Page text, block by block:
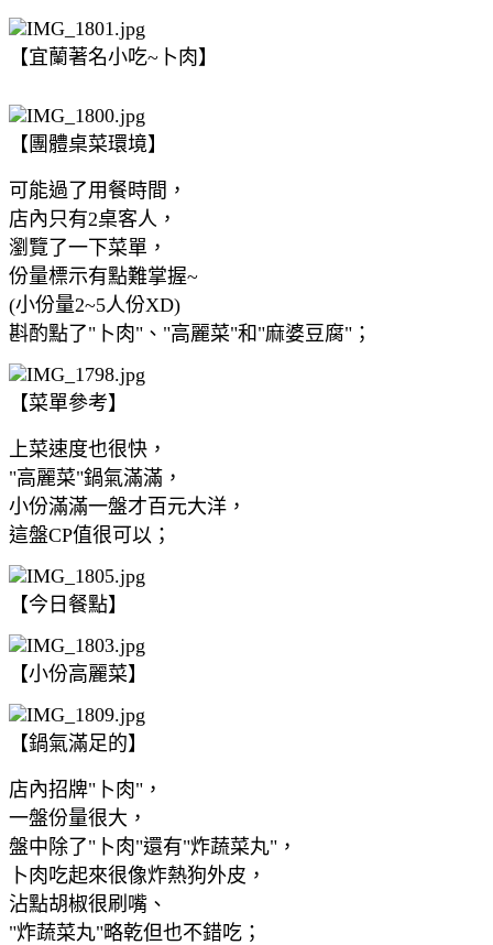
【宜蘭著名小吃~卜肉】
【團體桌菜環境】
可能過了用餐時間，
店內只有2桌客人，
瀏覽了一下菜單，
份量標示有點難掌握~
(小份量2~5人份XD)
斟酌點了"卜肉"、"高麗菜"和"麻婆豆腐"；
【菜單參考】
上菜速度也很快，
"高麗菜"鍋氣滿滿，
小份滿滿一盤才百元大洋，
這盤CP值很可以；
【今日餐點】
【小份高麗菜】
【鍋氣滿足的】
店內招牌"卜肉"，
一盤份量很大，
盤中除了"卜肉"還有"炸蔬菜丸"，
卜肉吃起來很像炸熱狗外皮，
沾點胡椒很刷嘴、
"炸蔬菜丸"略乾但也不錯吃；